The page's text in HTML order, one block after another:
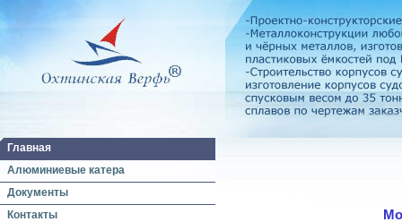
Главная
Алюминиевые катера
Документы
Контакты